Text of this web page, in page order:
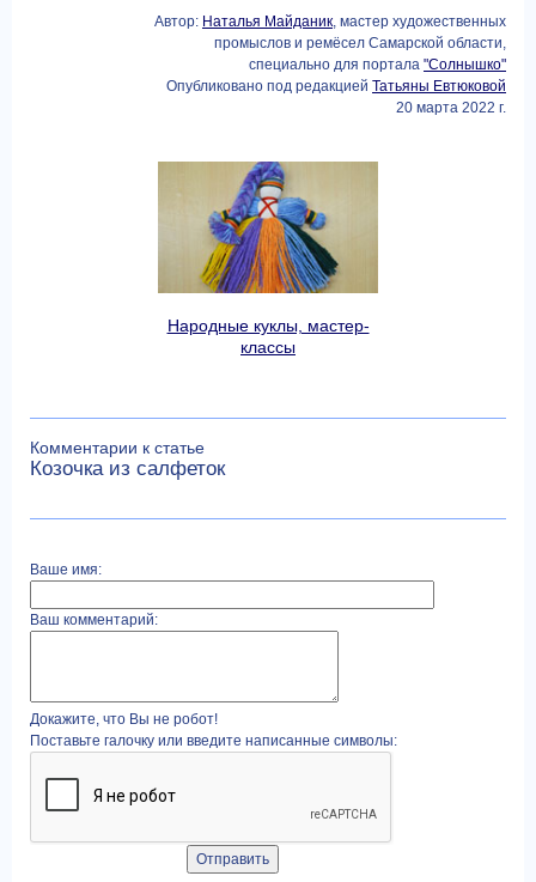
Автор: Наталья Майданик , мастер художественных
промыслов и ремёсел Самарской области,
специально для портала "Солнышко"
Опубликовано под редакцией Татьяны Евтюковой
20 марта 2022 г.
Народные куклы, мастер-
классы
Комментарии к статье
Козочка из салфеток
Ваше имя:
Ваш комментарий:
Докажите, что Вы не робот!
Поставьте галочку или введите написанные символы: